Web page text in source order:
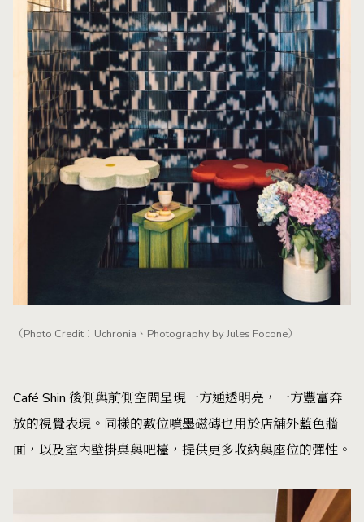
（Photo Credit：Uchronia、Photography by Jules Focone）
Café Shin 後側與前側空間呈現一方通透明亮，一方豐富奔
放的視覺表現。同樣的數位噴墨磁磚也用於店舖外藍色牆
面，以及室內壁掛桌與吧檯，提供更多收納與座位的彈性。